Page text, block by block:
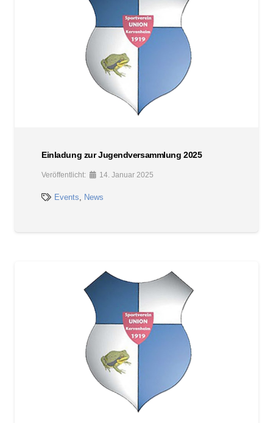
Einladung zur Jugendversammlung 2025
Veröffentlicht: 14. Januar 2025
Events, News